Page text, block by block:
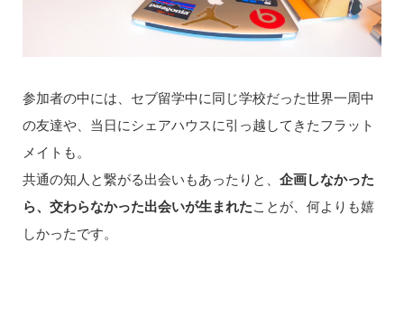
参加者の中には、セブ留学中に同じ学校だった世界一周中
の友達や、当日にシェアハウスに引っ越してきたフラット
メイトも。
共通の知人と繋がる出会いもあったりと、 企画しなかった
ら、交わらなかった出会いが生まれたことが、何よりも嬉
しかったです。